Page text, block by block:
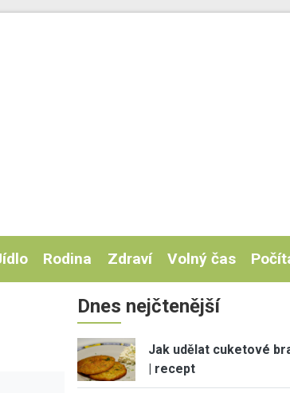
Rodina Zdraví Volný čas
Dnes nejčtenější
Jak udělat cuketové
| recept